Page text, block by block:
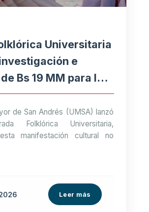
Universitaria
e
Bs 19 MM para la
de San Andrés (UMSA) lanzó
Folklórica Universitaria,
manifestación cultural no
Leer más